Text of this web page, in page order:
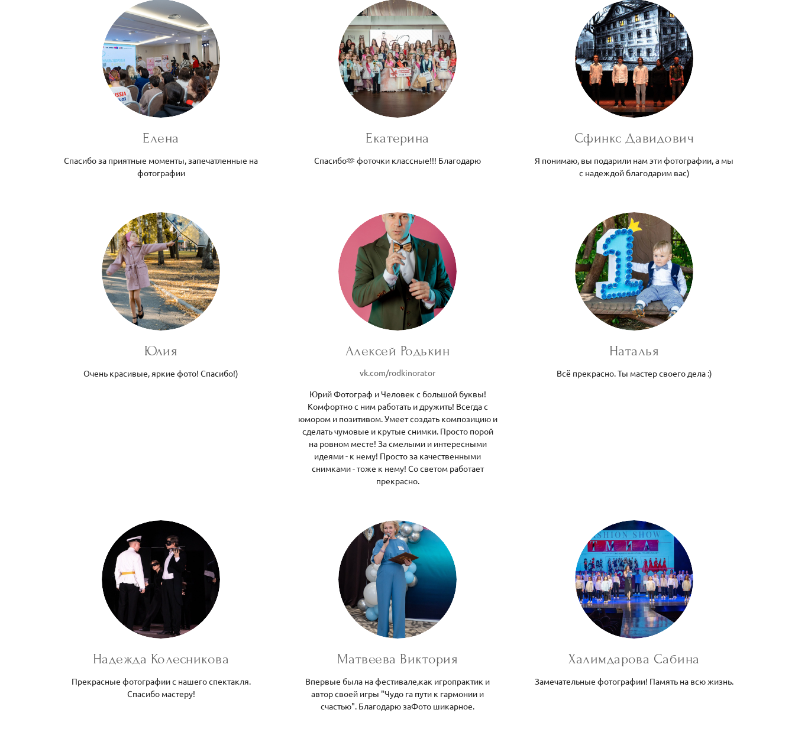
Елена
Спасибо за приятные моменты, запечатленные на
фотографии
Екатерина
Спасибо🫶 фоточки классные!!! Благодарю
Сфинкс Давидович
Я понимаю, вы подарили нам эти фотографии, а мы
с надеждой благодарим вас)
Юлия
Очень красивые, яркие фото! Спасибо!)
Алексей Родькин
vk.com/rodkinorator
Юрий Фотограф и Человек с большой буквы!
Комфортно с ним работать и дружить! Всегда с
юмором и позитивом. Умеет создать композицию и
сделать чумовые и крутые снимки. Просто порой
на ровном месте! За смелыми и интересными
идеями - к нему! Просто за качественными
снимками - тоже к нему! Со светом работает
прекрасно.
Наталья
Всё прекрасно. Ты мастер своего дела :)
Надежда Колесникова
Прекрасные фотографии с нашего спектакля.
Спасибо мастеру!
Матвеева Виктория
Впервые была на фестивале,как игропрактик и
автор своей игры "Чудо га пути к гармонии и
счастью". Благодарю заФото шикарное.
Халимдарова Сабина
Замечательные фотографии! Память на всю жизнь.